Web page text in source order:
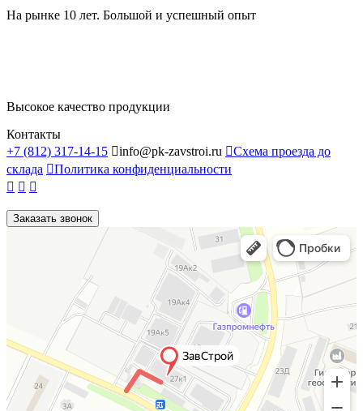
На рынке 10 лет. Большой и успешный опыт
Высокое качество продукции
Контакты
+7 (812) 317-14-15 info@pk-zavstroi.ru Схема проезда до
склада Политика конфиденциальности
  
Заказать звонок